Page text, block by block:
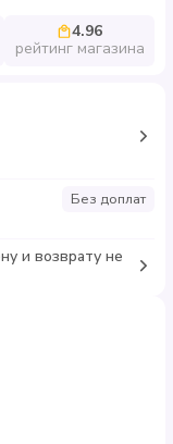
4.96
рейтинг магазина
Без доплат
и возврату не